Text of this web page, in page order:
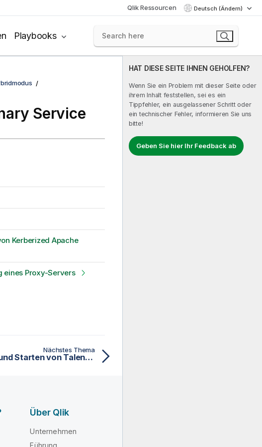
Qlik Ressourcen Deutsch (Ändern)
Playbooks
HAT DIESE SEITE IHNEN GEHOLFEN?
Wenn Sie ein Problem mit dieser Seite oder
ihrem Inhalt feststellen, sei es ein
Tippfehler, ein ausgelassener Schritt oder
ein technischer Fehler, informieren Sie uns
bitte!
Geben Sie hier Ihr Feedback ab
Service
Kerberized Apache
eines Proxy-Servers
Nächstes Thema
Konfiguration und Starten von Talend Dictionary Service
Über Qlik
Unternehmen
Führung